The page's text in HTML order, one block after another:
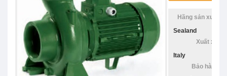
Hãng sản xuất:
Sealand
Xuất xứ:
Italy
Bảo hàng: